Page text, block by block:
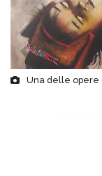
Una delle opere